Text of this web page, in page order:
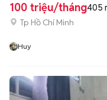
100 triệu/tháng405
Tp Hồ Chí Minh
Huy